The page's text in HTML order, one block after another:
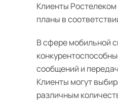
Клиенты
планы в
В сфере мобильной
сообщений и
Клиенты могут
различным